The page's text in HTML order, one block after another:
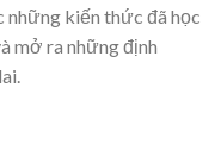
những kiến thức đã học
mở ra những định